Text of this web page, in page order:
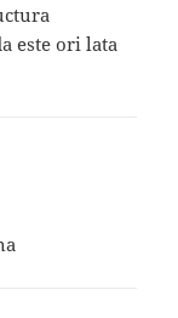
este ori lata